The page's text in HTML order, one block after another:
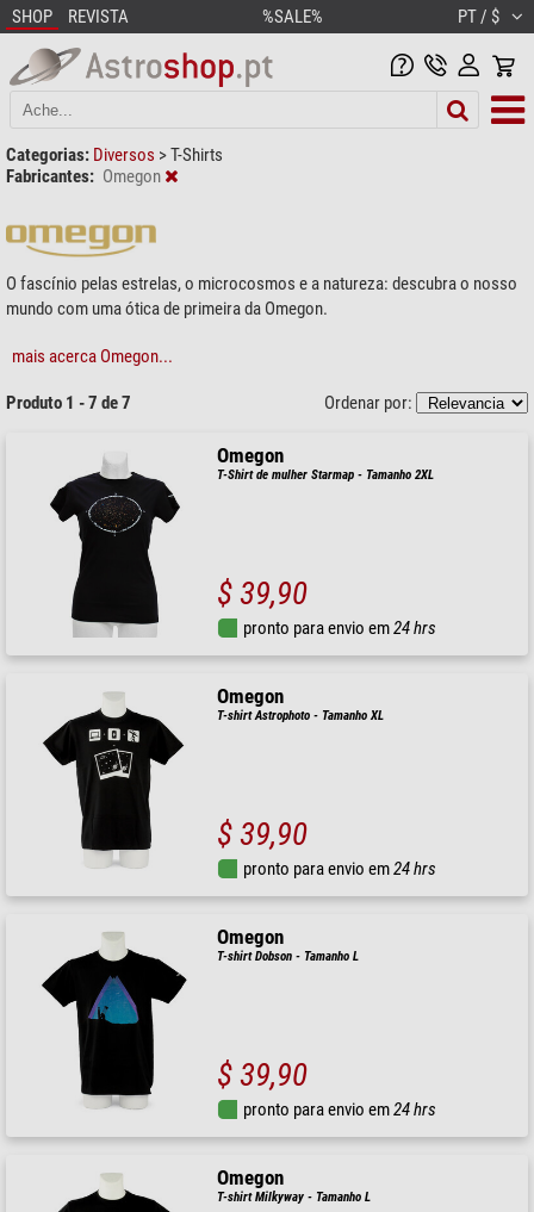
SHOP REVISTA %SALE% PT / $
Categorias: Diversos >T-Shirts
Fabricantes: Omegon
O fascínio pelas estrelas, o microcosmos e a natureza: descubra o nosso
mundo com uma ótica de primeira da Omegon.
mais acerca Omegon...
Produto 1 - 7 de 7 Ordenar por:
Omegon
T-Shirt de mulher Starmap - Tamanho 2XL
$ 39,90
pronto para envio em24 hrs
Omegon
T-shirt Astrophoto - Tamanho XL
$ 39,90
pronto para envio em24 hrs
Omegon
T-shirt Dobson - Tamanho L
$ 39,90
pronto para envio em24 hrs
Omegon
T-shirt Milkyway - Tamanho L